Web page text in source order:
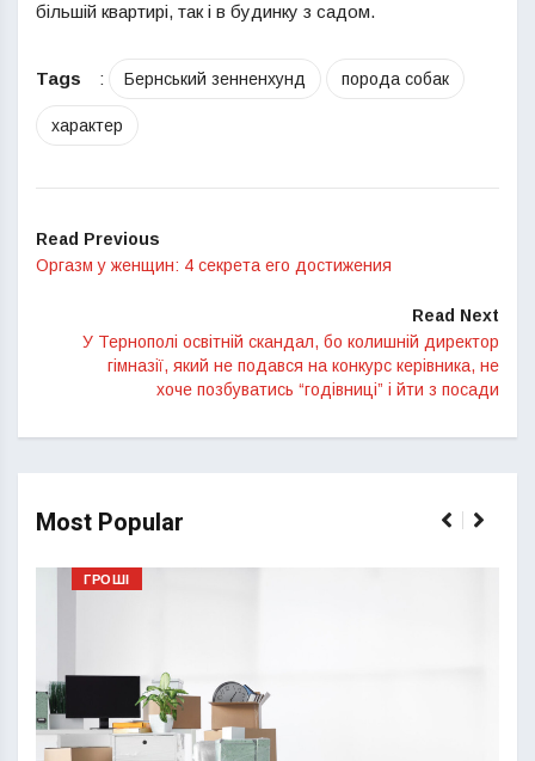
більшій квартирі, так і в будинку з садом.
Tags : Бернський зенненхунд порода собак
характер
Read Previous
Оргазм у женщин: 4 секрета его достижения
Read Next
У Тернополі освітній скандал, бо колишній директор
гімназії, який не подався на конкурс керівника, не
хоче позбуватись “годівниці” і йти з посади
Most Popular
ГРОШІ